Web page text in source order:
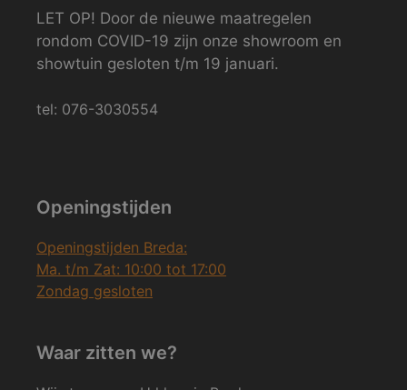
LET OP! Door de nieuwe maatregelen
rondom COVID-19 zijn onze showroom en
showtuin gesloten t/m 19 januari.
tel: 076-3030554
Openingstijden
Openingstijden Breda:
Ma. t/m Zat: 10:00 tot 17:00
Zondag gesloten
Waar zitten we?